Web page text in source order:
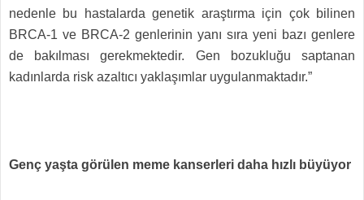
nedenle bu hastalarda genetik araştırma için çok bilinen
BRCA-1 ve BRCA-2 genlerinin yanı sıra yeni bazı genlere
de bakılması gerekmektedir. Gen bozukluğu saptanan
kadınlarda risk azaltıcı yaklaşımlar uygulanmaktadır.”
Genç yaşta görülen meme kanserleri daha hızlı büyüyor